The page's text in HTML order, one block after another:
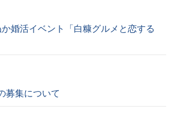
婚活イベント「白糠グルメと恋する
募集について